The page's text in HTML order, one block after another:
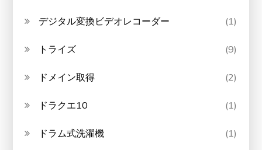
デジタル変換ビデオレコーダー (1)
トライズ (9)
ドメイン取得 (2)
ドラクエ10 (1)
ドラム式洗濯機 (1)